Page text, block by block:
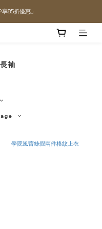
格！！
85折優惠」
免運」♡♡
袖